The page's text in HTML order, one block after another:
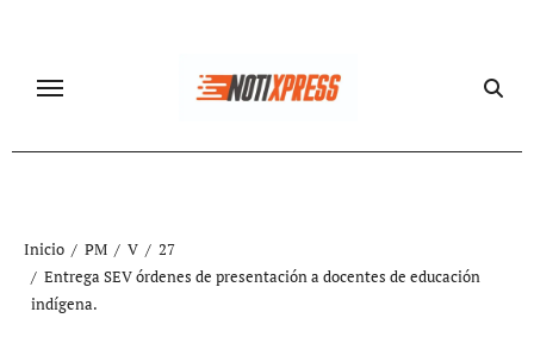
contenido
Inicio PM V
27
Entrega SEV órdenes de presentación a docentes de educación
indígena.